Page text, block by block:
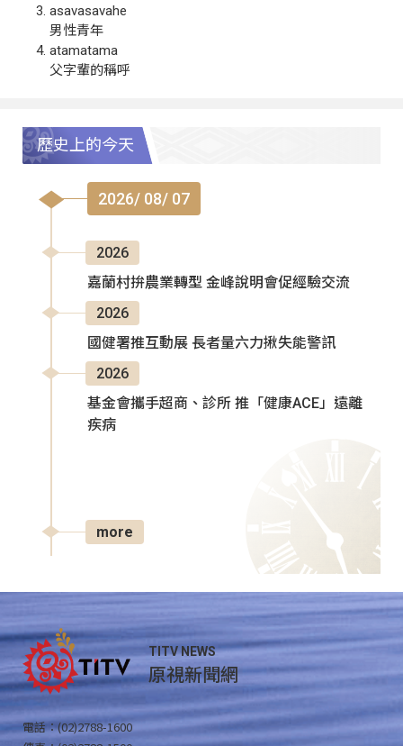
asavasavahe
男性青年
atamatama
父字輩的稱呼
歷史上的今天
2026/ 08/ 07
2026
嘉蘭村拚農業轉型 金峰說明會促經驗交流
2026
國健署推互動展 長者量六力揪失能警訊
2026
基金會攜手超商、診所 推「健康ACE」遠離
疾病
more
TITV NEWS
原視新聞網
電話：(02)2788-1600